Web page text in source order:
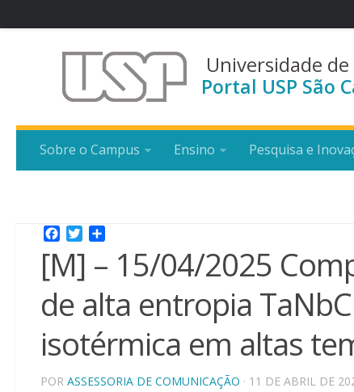
Universidade de
Portal USP São
Sobre o Campus Ensino Pesquisa e
Facebook
Twitter
[M] – 15/04/2025
de alta entropia
isotérmica em altas
POR ASSESSORIA DE COMUNICAÇÃO · 11 DE ABRIL DE